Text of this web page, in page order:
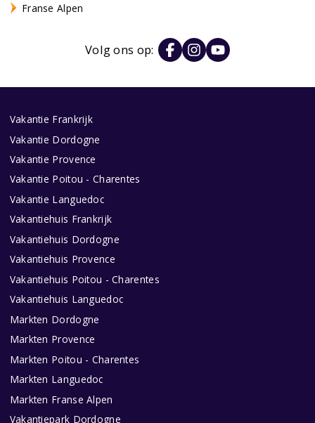
Franse Alpen
Volg ons op:
Vakantie Frankrijk
Vakantie Dordogne
Vakantie Provence
Vakantie Poitou - Charentes
Vakantie Languedoc
Vakantiehuis Frankrijk
Vakantiehuis Dordogne
Vakantiehuis Provence
Vakantiehuis Poitou - Charentes
Vakantiehuis Languedoc
Markten Dordogne
Markten Provence
Markten Poitou - Charentes
Markten Languedoc
Markten Franse Alpen
Vakantiepark Dordogne